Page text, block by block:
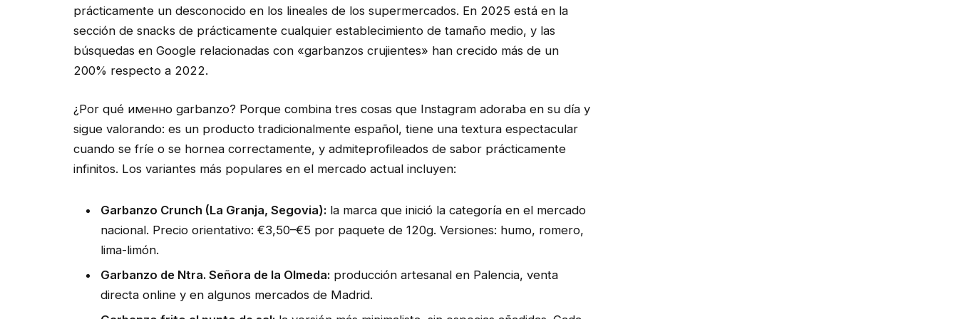
prácticamente un desconocido en los lineales de los supermercados. En 2025 está en la
sección de snacks de prácticamente cualquier establecimiento de tamaño medio, y las
búsquedas en Google relacionadas con «garbanzos crujientes» han crecido más de un
200% respecto a 2022.
¿Por qué именно garbanzo? Porque combina tres cosas que Instagram adoraba en su día y
sigue valorando: es un producto tradicionalmente español, tiene una textura espectacular
cuando se fríe o se hornea correctamente, y admiteprofileados de sabor prácticamente
infinitos. Los variantes más populares en el mercado actual incluyen:
Garbanzo Crunch (La Granja, Segovia): la marca que inició la categoría en el mercado
nacional. Precio orientativo: €3,50–€5 por paquete de 120g. Versiones: humo, romero,
lima-limón.
Garbanzo de Ntra. Señora de la Olmeda: producción artesanal en Palencia, venta
directa online y en algunos mercados de Madrid.